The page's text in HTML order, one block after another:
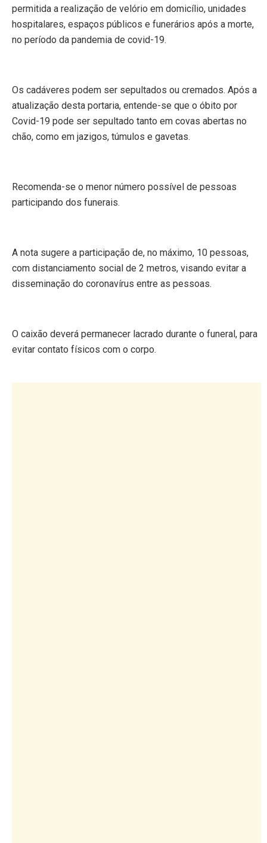
permitida a realização de velório em domicílio, unidades
hospitalares, espaços públicos e funerários após a morte,
no período da pandemia de covid-19.
Os cadáveres podem ser sepultados ou cremados. Após a
atualização desta portaria, entende-se que o óbito por
Covid-19 pode ser sepultado tanto em covas abertas no
chão, como em jazigos, túmulos e gavetas.
Recomenda-se o menor número possível de pessoas
participando dos funerais.
A nota sugere a participação de, no máximo, 10 pessoas,
com distanciamento social de 2 metros, visando evitar a
disseminação do coronavírus entre as pessoas.
O caixão deverá permanecer lacrado durante o funeral, para
evitar contato físicos com o corpo.